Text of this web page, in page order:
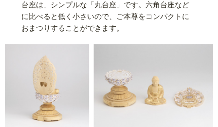
台座は、シンプルな「丸台座」です。六角台座など
に比べると低く小さいので、ご本尊をコンパクトに
おまつりすることができます。